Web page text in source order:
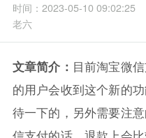
时间：2023-05-10 09:02:25
老六
文章简介： 目前淘宝微
的用户会收到这个新的
待一下的，另外需要注